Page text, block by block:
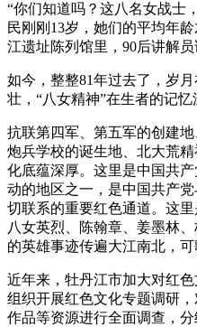
“你们知道吗？这八名女战士
民刚刚13岁，她们的平均年
江遗址陈列馆里，90后讲解
如今，整整81年过去了，岁
壮，“八女精神”在生者的记忆
抗联第四军、第五军的创建
炮兵学校的诞生地、北大荒
化底蕴深厚。这里是中国共
动的地区之一，是中国共产
切联系的重要红色通道。这
八女英烈、陈翰章、姜墨林
的英雄事迹传遍大江南北，可
近年来，牡丹江市加大对红
组织开展红色文化专题调研
作品等资源进行全面调查，